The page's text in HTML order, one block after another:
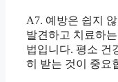
A7. 예방은 쉽지
발견하고 치료하
법입니다. 평소 건
히 받는 것이 중요